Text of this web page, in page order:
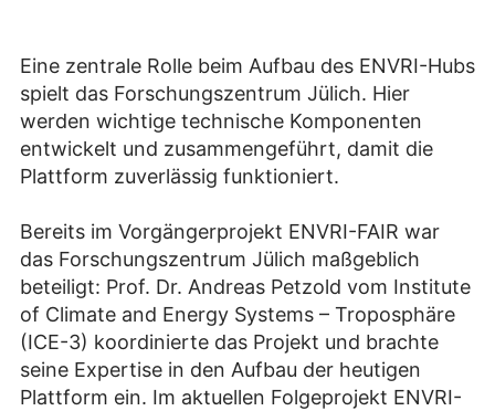
Eine zentrale Rolle beim Aufbau des ENVRI-Hubs
spielt das Forschungszentrum Jülich. Hier
werden wichtige technische Komponenten
entwickelt und zusammengeführt, damit die
Plattform zuverlässig funktioniert.
Bereits im Vorgängerprojekt ENVRI-FAIR war
das Forschungszentrum Jülich maßgeblich
beteiligt: Prof. Dr. Andreas Petzold vom Institute
of Climate and Energy Systems – Troposphäre
(ICE-3) koordinierte das Projekt und brachte
seine Expertise in den Aufbau der heutigen
Plattform ein. Im aktuellen Folgeprojekt ENVRI-